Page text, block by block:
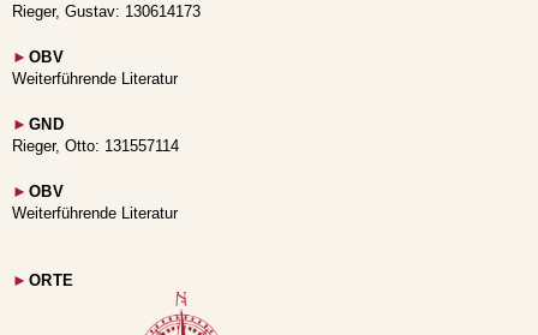
Rieger, Gustav: 130614173
► OBV
Weiterführende Literatur
► GND
Rieger, Otto: 131557114
► OBV
Weiterführende Literatur
► ORTE